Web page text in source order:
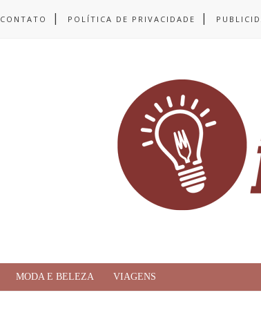
CONTATO POLÍTICA DE PRIVACIDADE
MODA E BELEZA VIAGENS